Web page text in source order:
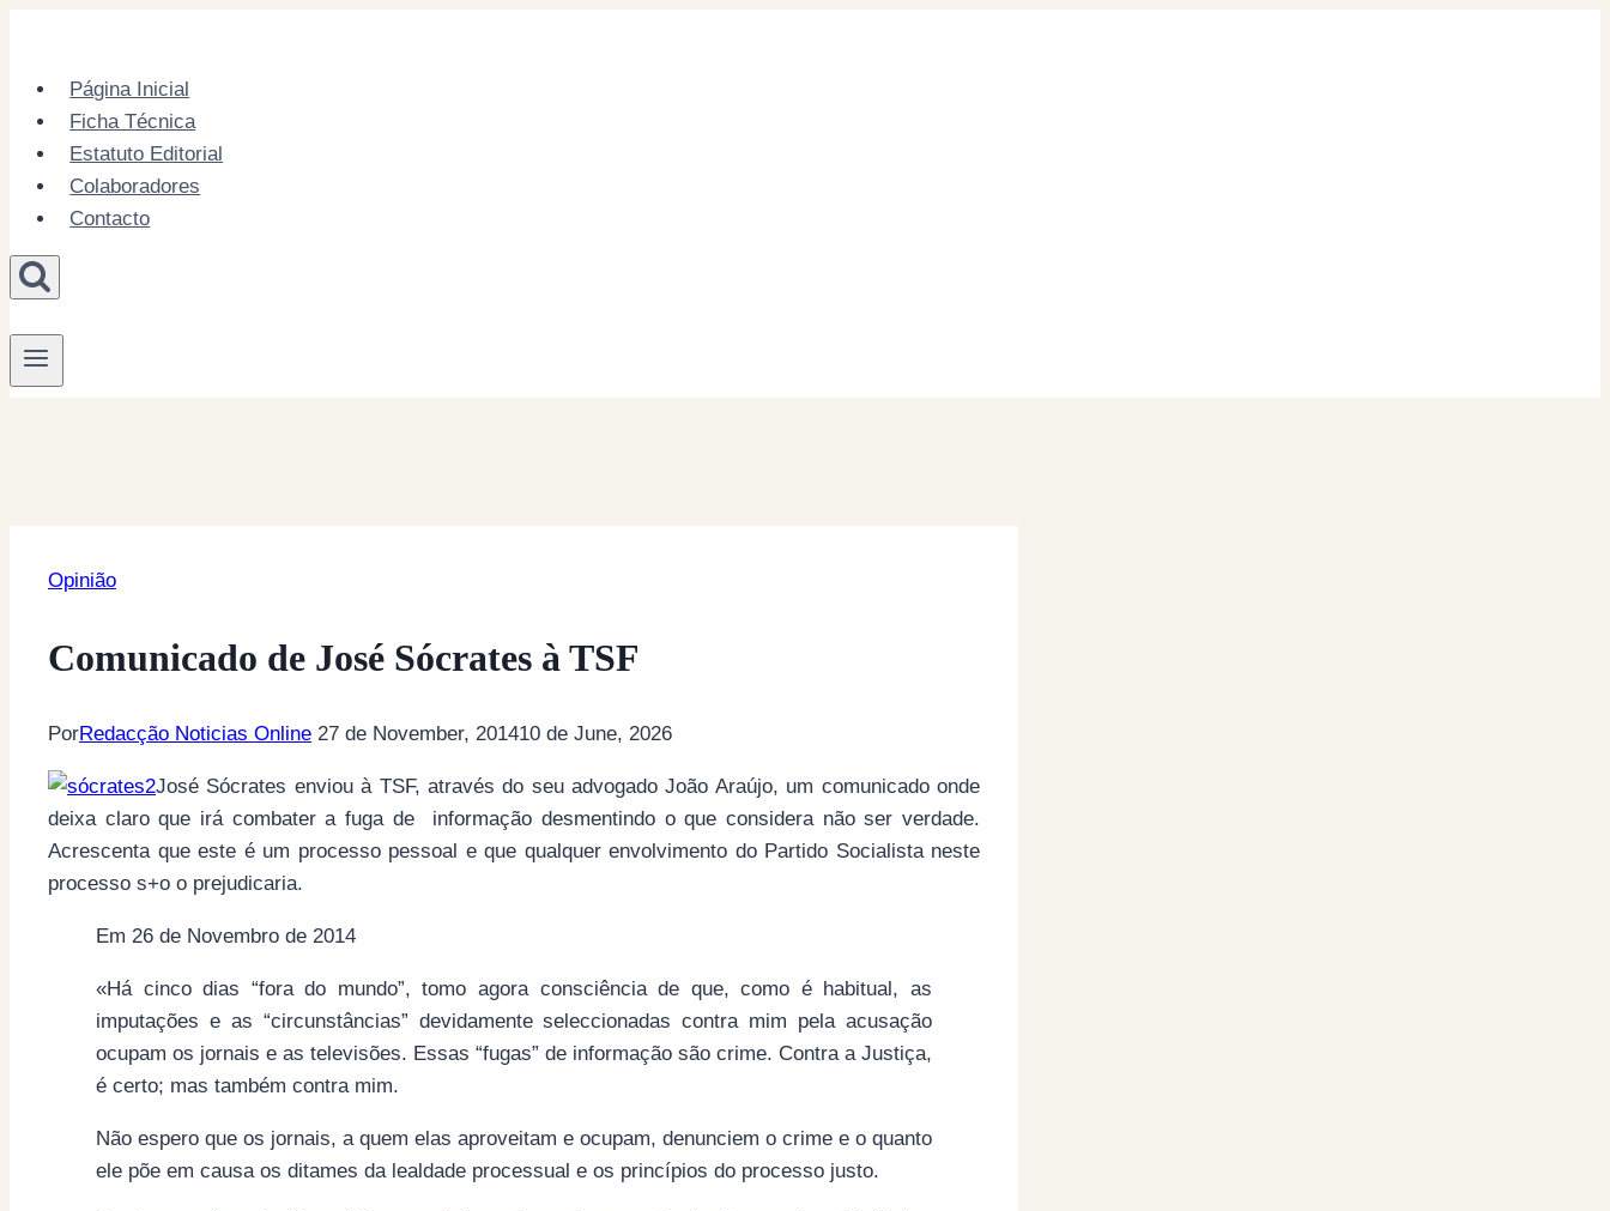
contentPágina Inicial
Ficha Técnica
Estatuto Editorial
Colaboradores
Contacto
Opinião
Comunicado de José Sócrates à TSF
PorRedacção Noticias Online 27 de November, 201410 de June, 2026
José Sócrates enviou à TSF, através do seu advogado João Araújo, um comunicado onde
deixa claro que irá combater a fuga de informação desmentindo o que considera não ser verdade.
Acrescenta que este é um processo pessoal e que qualquer envolvimento do Partido Socialista neste
processo s+o o prejudicaria.
Em 26 de Novembro de 2014
«Há cinco dias “fora do mundo”, tomo agora consciência de que, como é habitual, as
imputações e as “circunstâncias” devidamente seleccionadas contra mim pela acusação
ocupam os jornais e as televisões. Essas “fugas” de informação são crime. Contra a Justiça,
é certo; mas também contra mim.
Não espero que os jornais, a quem elas aproveitam e ocupam, denunciem o crime e o quanto
ele põe em causa os ditames da lealdade processual e os princípios do processo justo.